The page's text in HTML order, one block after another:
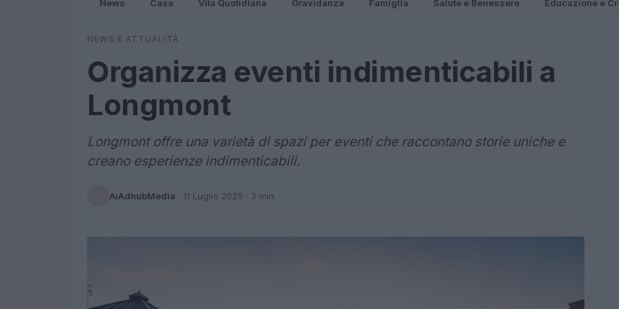
News Casa Vita Quotidiana Gravidanza Famiglia Salute e Benessere Educazione e
NEWS E ATTUALITÀ
Organizza eventi indimenticabili a
Longmont
Longmont offre una varietà di spazi per eventi che raccontano storie uniche e
creano esperienze indimenticabili.
AiAdhubMedia · 11 Luglio 2025 · 3 min